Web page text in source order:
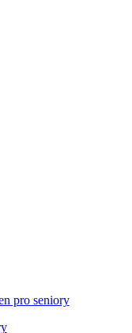
pro seniory